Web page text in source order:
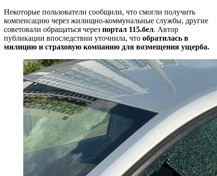
Некоторые пользователи сообщили, что смогли получить
компенсацию через жилищно-коммунальные службы, другие
советовали обращаться через портал 115.бел. Автор
публикации впоследствии уточнила, что обратилась в
милицию и страховую компанию для возмещения ущерба.